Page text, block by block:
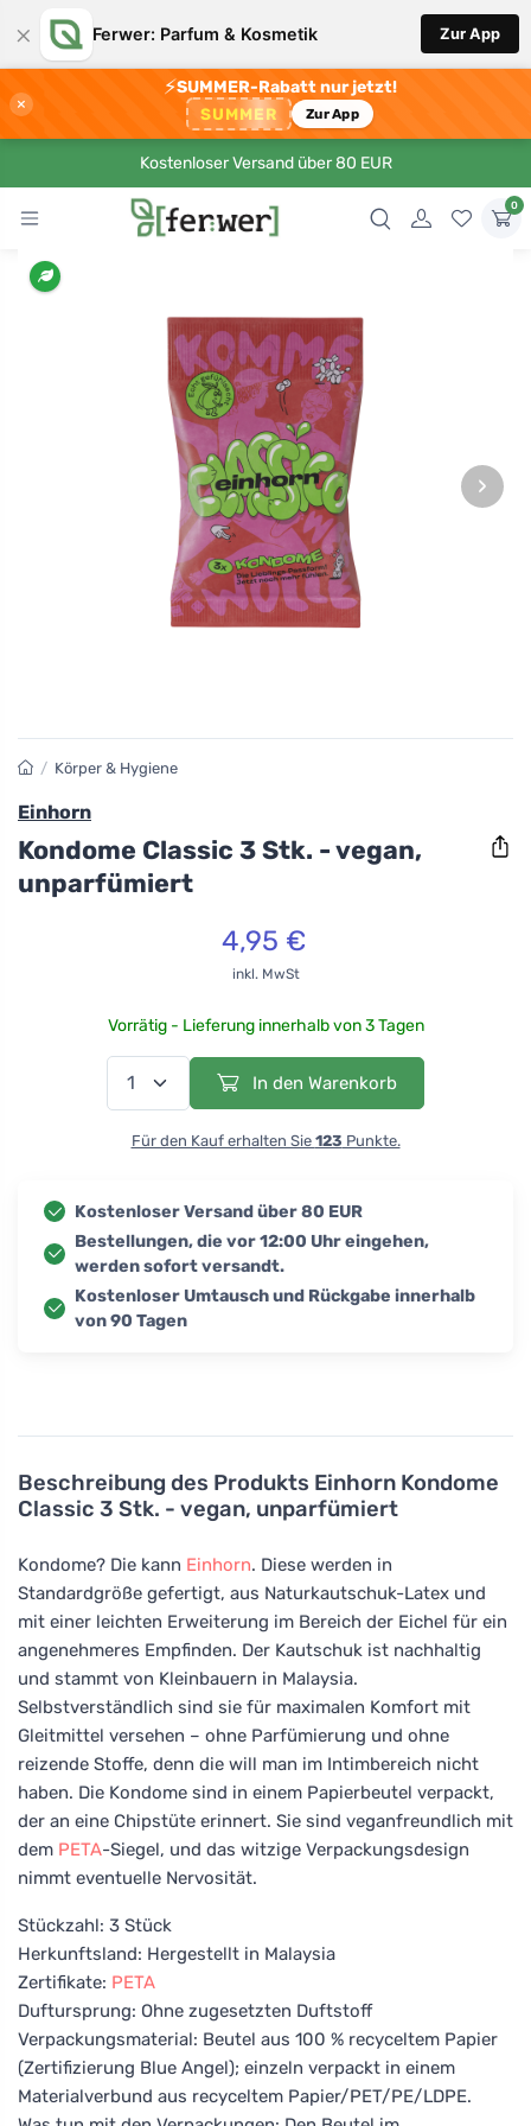
× Ferwer: Parfum & Kosmetik Zur App
×
⚡SUMMER-Rabatt nur jetzt!
SUMMER Zur App
Kostenloser Versand über 80 EUR
0
›
Beschreibung des Produkts Einhorn Kondome
Classic 3 Stk. - vegan, unparfümiert
Kondome? Die kann Einhorn. Diese werden in
Standardgröße gefertigt, aus Naturkautschuk-Latex und
mit einer leichten Erweiterung im Bereich der Eichel für ein
angenehmeres Empfinden. Der Kautschuk ist nachhaltig
und stammt von Kleinbauern in Malaysia.
Selbstverständlich sind sie für maximalen Komfort mit
Gleitmittel versehen – ohne Parfümierung und ohne
reizende Stoffe, denn die will man im Intimbereich nicht
haben. Die Kondome sind in einem Papierbeutel verpackt,
der an eine Chipstüte erinnert. Sie sind veganfreundlich mit
dem PETA-Siegel, und das witzige Verpackungsdesign
nimmt eventuelle Nervosität.
Stückzahl: 3 Stück
Herkunftsland: Hergestellt in Malaysia
Zertifikate: PETA
Duftursprung: Ohne zugesetzten Duftstoff
Verpackungsmaterial: Beutel aus 100 % recyceltem Papier
(Zertifizierung Blue Angel); einzeln verpackt in einem
Materialverbund aus recyceltem Papier/PET/PE/LDPE.
/ Körper & Hygiene
Einhorn
Kondome Classic 3 Stk. - vegan,
unparfümiert
4,95 €
inkl. MwSt
Vorrätig - Lieferung innerhalb von 3 Tagen
In den Warenkorb
Für den Kauf erhalten Sie 123 Punkte.
Kostenloser Versand über 80 EUR
Bestellungen, die vor 12:00 Uhr eingehen,
werden sofort versandt.
Kostenloser Umtausch und Rückgabe innerhalb
von 90 Tagen